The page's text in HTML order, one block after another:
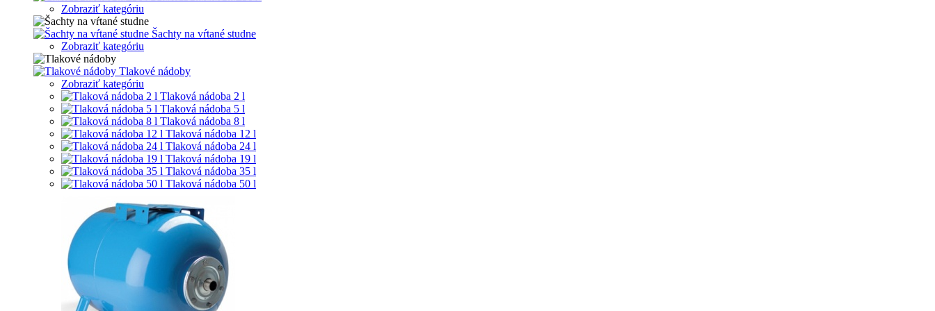
Zobraziť kategóriu
Šachty na vŕtané studne
Zobraziť kategóriu
Tlakové nádoby
Zobraziť kategóriu
Tlaková nádoba 2 l
Tlaková nádoba 5 l
Tlaková nádoba 8 l
Tlaková nádoba 12 l
Tlaková nádoba 24 l
Tlaková nádoba 19 l
Tlaková nádoba 35 l
Tlaková nádoba 50 l